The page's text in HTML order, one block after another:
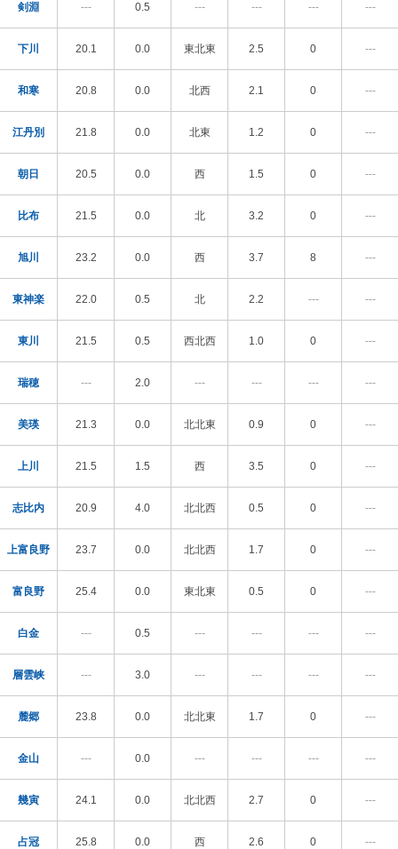
剣淵 --- 0.5 --- --- --- ---
下川 20.1 0.0 東北東 2.5 0 ---
和寒 20.8 0.0 北西 2.1 0 ---
江丹別 21.8 0.0 北東 1.2 0 ---
朝日 20.5 0.0 西 1.5 0 ---
比布 21.5 0.0 北 3.2 0 ---
旭川 23.2 0.0 西 3.7 8 ---
東神楽 22.0 0.5 北 2.2 --- ---
東川 21.5 0.5 西北西 1.0 0 ---
瑞穂 --- 2.0 --- --- --- ---
美瑛 21.3 0.0 北北東 0.9 0 ---
上川 21.5 1.5 西 3.5 0 ---
志比内 20.9 4.0 北北西 0.5 0 ---
上富良野 23.7 0.0 北北西 1.7 0 ---
富良野 25.4 0.0 東北東 0.5 0 ---
白金 --- 0.5 --- --- --- ---
層雲峡 --- 3.0 --- --- --- ---
麓郷 23.8 0.0 北北東 1.7 0 ---
金山 --- 0.0 --- --- --- ---
幾寅 24.1 0.0 北北西 2.7 0 ---
占冠 25.8 0.0 西 2.6 0 ---